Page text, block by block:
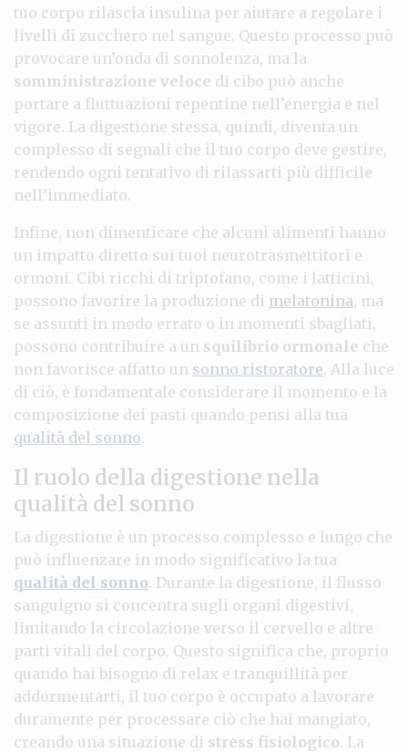
tuo corpo rilascia insulina per aiutare a regolare i
livelli di zucchero nel sangue. Questo processo può
provocare un’onda di sonnolenza, ma la
somministrazione veloce di cibo può anche
portare a fluttuazioni repentine nell’energia e nel
vigore. La digestione stessa, quindi, diventa un
complesso di segnali che il tuo corpo deve gestire,
rendendo ogni tentativo di rilassarti più difficile
nell’immediato.
Infine, non dimenticare che alcuni alimenti hanno
un impatto diretto sui tuoi neurotrasmettitori e
ormoni. Cibi ricchi di triptofano, come i latticini,
possono favorire la produzione di melatonina, ma
se assunti in modo errato o in momenti sbagliati,
possono contribuire a un squilibrio ormonale che
non favorisce affatto un sonno ristoratore. Alla luce
di ciò, è fondamentale considerare il momento e la
composizione dei pasti quando pensi alla tua
qualità del sonno.
Il ruolo della digestione nella
qualità del sonno
La digestione è un processo complesso e lungo che
può influenzare in modo significativo la tua
qualità del sonno. Durante la digestione, il flusso
sanguigno si concentra sugli organi digestivi,
limitando la circolazione verso il cervello e altre
parti vitali del corpo. Questo significa che, proprio
quando hai bisogno di relax e tranquillità per
addormentarti, il tuo corpo è occupato a lavorare
duramente per processare ciò che hai mangiato,
creando una situazione di stress fisiologico. La